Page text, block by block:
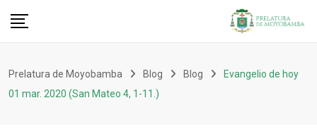
Prelatura de Moyobamba Blog Blog
Evangelio de hoy
01 mar. 2020 (San Mateo 4, 1-11.)